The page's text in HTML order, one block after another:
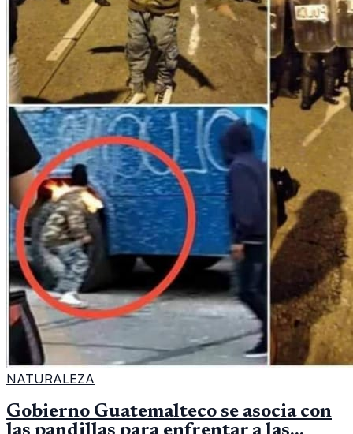
NATURALEZA
Gobierno Guatemalteco se asocia con